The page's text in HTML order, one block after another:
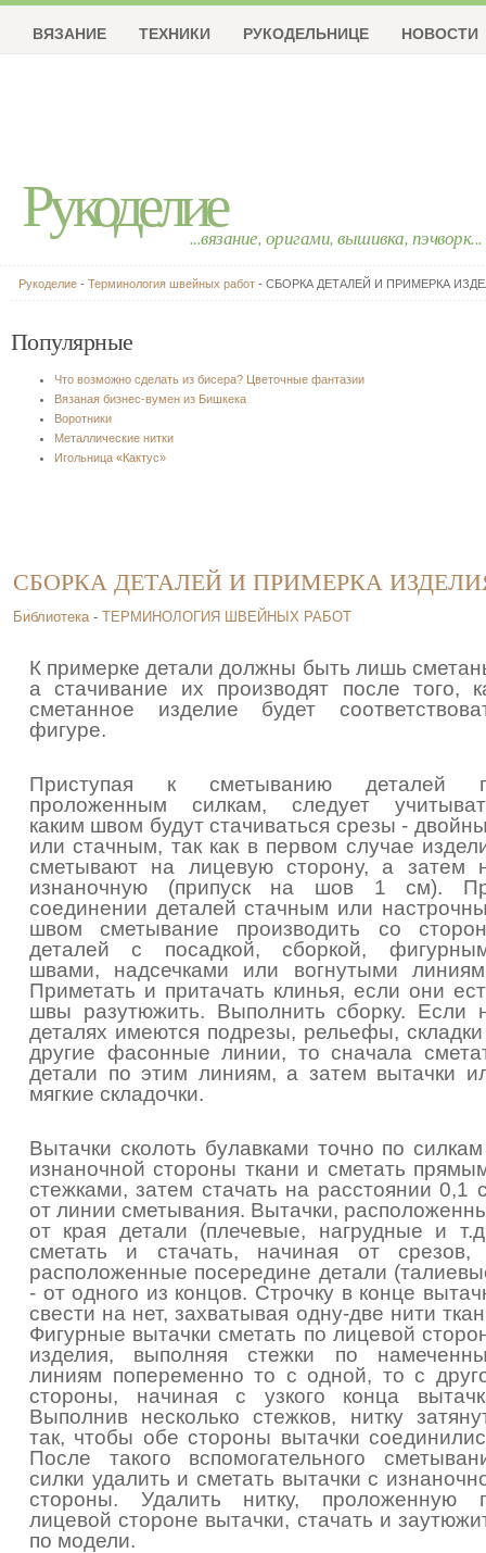
Рукоделие...вязание, оригами, вышивка, пэчворк...
ВЯЗАНИЕ ТЕХНИКИ РУКОДЕЛЬНИЦЕ НОВОСТИ
Рукоделие - Терминология швейных работ - СБОРКА ДЕТАЛЕЙ И ПРИМЕРКА
Популярные
Что возможно сделать из бисера? Цветочные фантазии
Вязаная бизнес-вумен из Бишкека
Воротники
Металлические нитки
Игольница «Кактус»
СБОРКА ДЕТАЛЕЙ И ПРИМЕРКА
Библиотека - ТЕРМИНОЛОГИЯ ШВЕЙНЫХ РАБОТ
К примерке детали должны быть лишь
а стачивание их производят после того,
сметанное изделие будет
фигуре.
Приступая к сметыванию деталей
проложенным силкам, следует
каким швом будут стачиваться срезы -
или стачным, так как в первом случае
сметывают на лицевую сторону, а затем
изнаночную (припуск на шов 1 см).
соединении деталей стачным или
швом сметывание производить со
деталей с посадкой, сборкой,
швами, надсечками или вогнутыми
Приметать и притачать клинья, если они
швы разутюжить. Выполнить сборку. Если
деталях имеются подрезы, рельефы,
другие фасонные линии, то сначала
детали по этим линиям, а затем вытачки
мягкие складочки.
Вытачки сколоть булавками точно по
изнаночной стороны ткани и сметать
стежками, затем стачать на расстоянии 0,1
от линии сметывания. Вытачки,
от края детали (плечевые, нагрудные и
сметать и стачать, начиная от срезов,
расположенные посередине детали
- от одного из концов. Строчку в конце
свести на нет, захватывая одну-две нити
Фигурные вытачки сметать по лицевой
изделия, выполняя стежки по
линиям попеременно то с одной, то с
стороны, начиная с узкого конца
Выполнив несколько стежков, нитку
так, чтобы обе стороны вытачки
После такого вспомогательного
силки удалить и сметать вытачки с
стороны. Удалить нитку, проложенную
лицевой стороне вытачки, стачать и
по модели.